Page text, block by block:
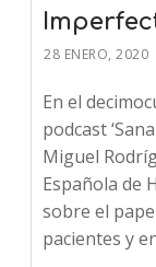
28 ENERO, 2020
En el
podcast
Miguel
Española de
sobre el
pacientes y